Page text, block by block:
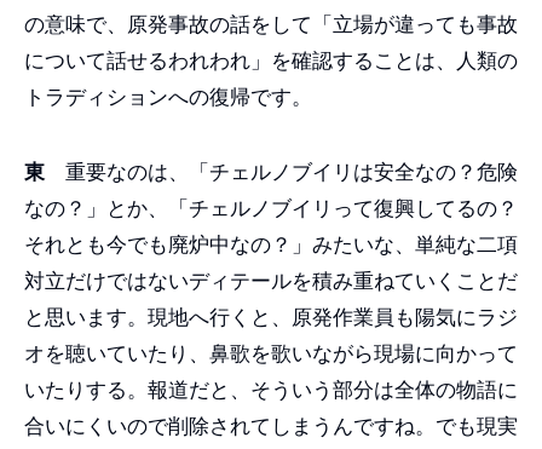
の意味で、原発事故の話をして「立場が違っても事故
について話せるわれわれ」を確認することは、人類の
トラディションへの復帰です。
東 重要なのは、「チェルノブイリは安全なの？危険
なの？」とか、「チェルノブイリって復興してるの？
それとも今でも廃炉中なの？」みたいな、単純な二項
対立だけではないディテールを積み重ねていくことだ
と思います。現地へ行くと、原発作業員も陽気にラジ
オを聴いていたり、鼻歌を歌いながら現場に向かって
いたりする。報道だと、そういう部分は全体の物語に
合いにくいので削除されてしまうんですね。でも現実